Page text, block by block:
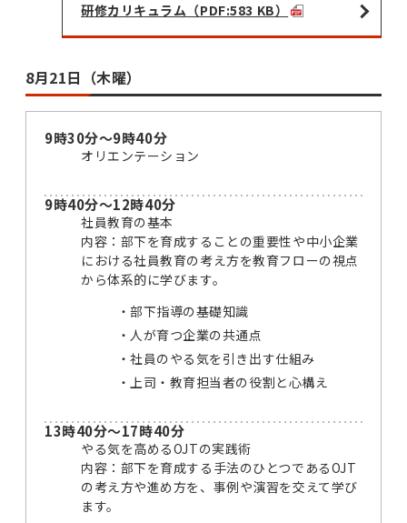
研修カリキュラム（PDF:583 KB）
8月21日（木曜）
9時30分～9時40分
オリエンテーション
9時40分～12時40分
社員教育の基本
内容：部下を育成することの重要性や中小企業
における社員教育の考え方を教育フローの視点
から体系的に学びます。
部下指導の基礎知識
人が育つ企業の共通点
社員のやる気を引き出す仕組み
上司・教育担当者の役割と心構え
13時40分～17時40分
やる気を高めるOJTの実践術
内容：部下を育成する手法のひとつであるOJT
の考え方や進め方を、事例や演習を交えて学び
ます。